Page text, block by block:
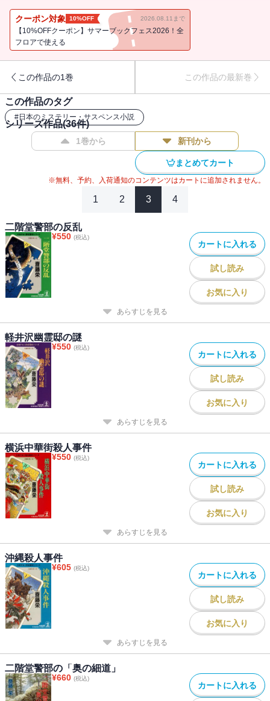
べき惨劇が・・・・・・。平家の末裔たちが繰り広げる愛憎と殺意
の謎！ 暗号トリックを駆使した本格推理の傑作。
クーポン対象 10%OFF 2026.08.11まで
【10%OFFクーポン】サマーブックフェス2026！全
フロアで使える
この作品の1巻 この作品の最新巻
この作品のタグ
#日本のミステリー・サスペンス小説
シリーズ作品(36件)
1巻から 新刊から
まとめてカート
※無料、予約、入荷通知のコンテンツはカートに追加されません。
1 2 3 4
二階堂警部の反乱
¥550 (税込)
カートに入れる
試し読み
お気に入り
あらすじを見る
軽井沢幽霊邸の謎
¥550 (税込)
カートに入れる
試し読み
お気に入り
あらすじを見る
横浜中華街殺人事件
¥550 (税込)
カートに入れる
試し読み
お気に入り
あらすじを見る
沖縄殺人事件
¥605 (税込)
カートに入れる
試し読み
お気に入り
あらすじを見る
二階堂警部の「奥の細道」
¥660 (税込)
カートに入れる